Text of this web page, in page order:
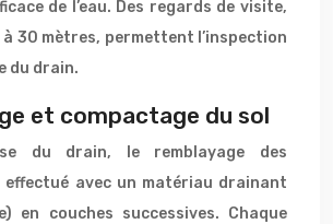
de l’eau. Des regards de visite,
à 30 mètres, permettent l’inspection
du drain.
et compactage du sol
du drain, le remblayage des
avec un matériau drainant
en couches successives. Chaque